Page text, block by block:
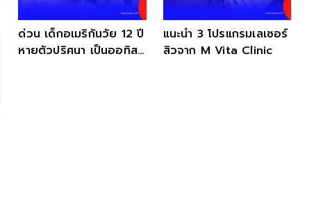
ด่วน เด็กอเมริกันวัย 12 ปี
หายตัวปริศนา เป็นออทิสติ
แนะนำ 3 โปรแกรมเลเซอร์
สิวจาก M Vita Clinic